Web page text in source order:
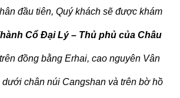
đầu tiên, Quý khách sẽ được khám
Cổ Đại Lý – Thủ phủ của Châu
đồng bằng Erhai, cao nguyên Vân
dưới chân núi Cangshan và trên bờ hồ